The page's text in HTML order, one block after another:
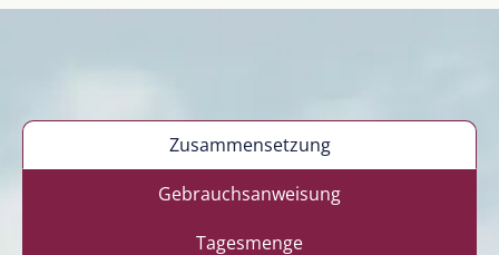
Zusammensetzung
Gebrauchsanweisung
Tagesmenge